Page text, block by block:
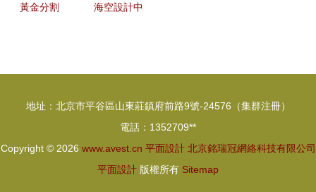
黃金分割
海空設計中
地址：北京市平谷區山東莊鎮府前路9號-24576（集群注冊）
電話：1352709**
Copyright © 2026 www.avest.cn 平面設計 北京銘瑞冠網絡科技有限公司
平面設計 版權所有 Sitemap